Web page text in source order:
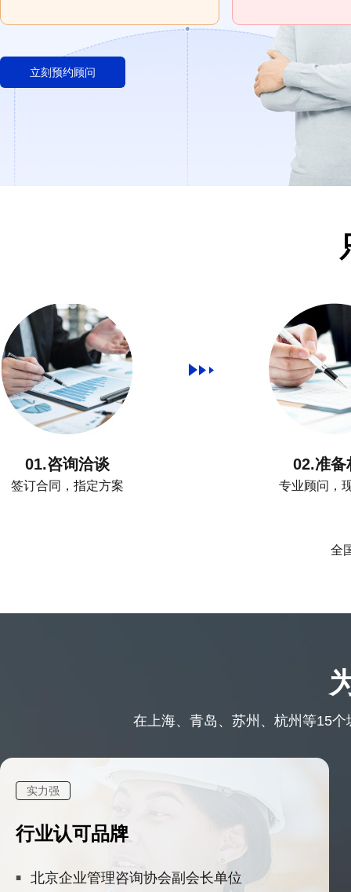
立刻预约顾问
01.咨询洽谈
签订合同，指定方案
02.准备
专业顾问，
全
在上海、青岛、苏州、杭州等15
实力强
行业认可品牌
北京企业管理咨询协会副会长单位